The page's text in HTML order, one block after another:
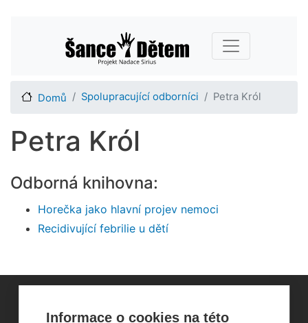
hlavnímu
obsahu
Main navigation
Domů Spolupracující odborníci Petra Król
Petra Król
Odborná knihovna:
Horečka jako hlavní projev nemoci
Recidivující febrilie u dětí
Informace o cookies na této